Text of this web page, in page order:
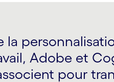
la
Adobe et
pour